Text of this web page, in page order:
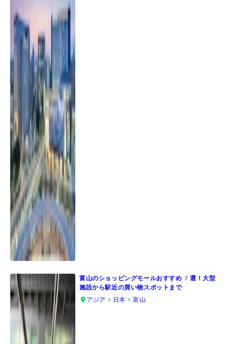
富山のショッピングモールおすすめ7選！大型
施設から駅近の買い物スポットまで
アジア
日本 富山